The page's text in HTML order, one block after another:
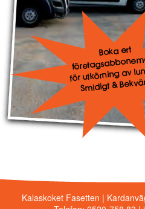
Kalaskoket Fasetten |